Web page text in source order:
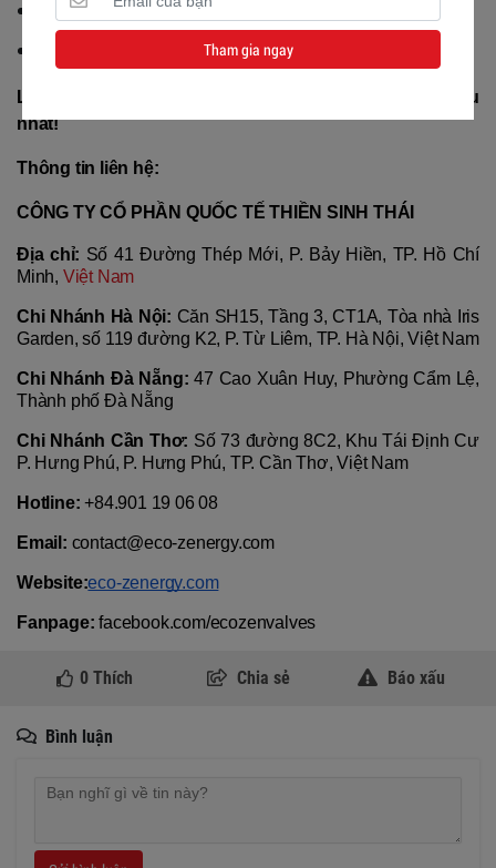
Hỗ trợ kỹ thuật 24/7, bảo hành uy tín, giá cả cạnh tranh.
Giao hàng nhanh chóng trên toàn quốc.
Liên hệ Ecozen ngay để nhận tư vấn và giải pháp tối ưu
nhất!
Thông tin liên hệ:
CÔNG TY CỔ PHẦN QUỐC TẾ THIỀN SINH THÁI
Địa chỉ: Số 41 Đường Thép Mới, P. Bảy Hiền, TP. Hồ Chí
Minh, Việt Nam
Chi Nhánh Hà Nội: Căn SH15, Tầng 3, CT1A, Tòa nhà Iris
Garden, số 119 đường K2, P. Từ Liêm, TP. Hà Nội, Việt Nam
Chi Nhánh Đà Nẵng: 47 Cao Xuân Huy, Phường Cẩm Lệ,
Thành phố Đà Nẵng
Chi Nhánh Cần Thơ: Số 73 đường 8C2, Khu Tái Định Cư
P. Hưng Phú, P. Hưng Phú, TP. Cần Thơ, Việt Nam
Hotline: +84.901 19 06 08
Email: contact@eco-zenergy.com
Website:eco-zenergy.com
Fanpage: facebook.com/ecozenvalves
0Thích Chia sẻ Báo xấu
Bình luận
Tham gia ngay